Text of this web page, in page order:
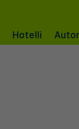
Hotelli